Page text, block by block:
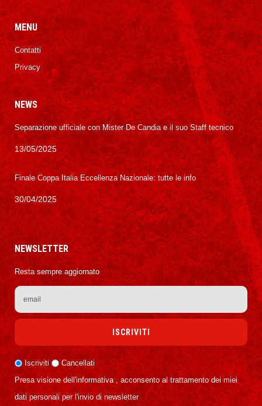
MENU
Contatti
Privacy
NEWS
Separazione ufficiale con Mister De Candia e il suo Staff tecnico
13/05/2025
Finale Coppa Italia Eccellenza Nazionale: tutte le info
30/04/2025
NEWSLETTER
Resta sempre aggiornato
Iscriviti
Cancellati
Presa visione dell'informativa , acconsento al trattamento dei miei
dati personali per l'invio di newsletter